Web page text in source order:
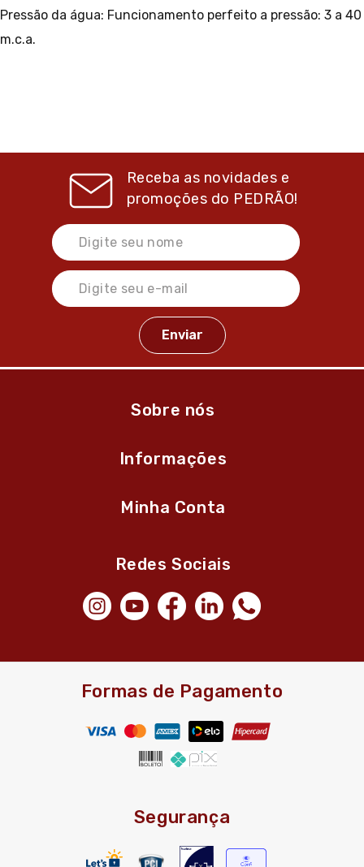
Pressão da água: Funcionamento perfeito a pressão: 3 a 40
m.c.a.
Receba as novidades e
promoções do PEDRÃO!
Sobre nós
Informações
Minha Conta
Redes Sociais
Formas de Pagamento
Segurança